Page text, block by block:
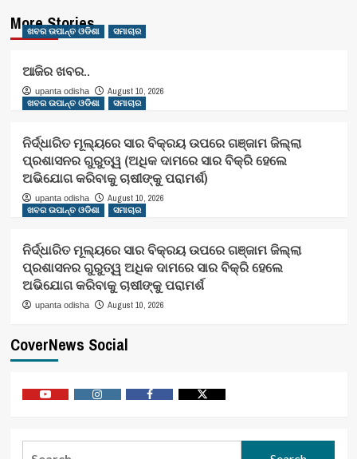
More Stories
ଖବର ଉପାନ୍ତ ଓଡିଶା ସମାଚାର
ଆଜିର ଖବର..
upanta odisha
August 10, 2026
ଖବର ଉପାନ୍ତ ଓଡିଶା
ସମାଚାର
ନିର୍ଦ୍ଧାରିତ ମୂଲ୍ୟରେ ସାର ବିକ୍ରୟ ଉପରେ ଗଞ୍ଜାମ ଜିଲ୍ଲା
ପ୍ରଶାସନର ଗୁରୁତ୍ୱ (ଅଧିକ ଦାମରେ ସାର ବିକ୍ରି ହେଲେ
ଅଭିଯୋଗ କରିବାକୁ ଚାଷୀଙ୍କୁ ପରାମର୍ଶ)
upanta odisha
August 10, 2026
ଖବର ଉପାନ୍ତ ଓଡିଶା
ସମାଚାର
ନିର୍ଦ୍ଧାରିତ ମୂଲ୍ୟରେ ସାର ବିକ୍ରୟ ଉପରେ ଗଞ୍ଜାମ ଜିଲ୍ଲା
ପ୍ରଶାସନର ଗୁରୁତ୍ୱ ଅଧିକ ଦାମରେ ସାର ବିକ୍ରି ହେଲେ
ଅଭିଯୋଗ କରିବାକୁ ଚାଷୀଙ୍କୁ ପରାମର୍ଶ
upanta odisha August 10, 2026
CoverNews Social